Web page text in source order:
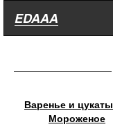
EDAAA
Варенье и цукаты
Мороженое